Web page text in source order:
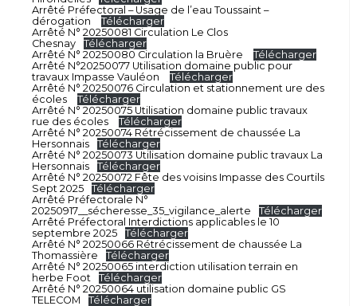
Arrêté Préfectoral – Usage de l’eau Toussaint –
dérogation
Télécharger
Arrêté N° 20250081 Circulation Le Clos
Chesnay
Télécharger
Arrêté N° 20250080 Circulation la Bruère
Télécharger
Arrêté N°20250077 Utilisation domaine public pour
travaux Impasse Vauléon
Télécharger
Arrêté N° 20250076 Circulation et stationnement ure des
écoles
Télécharger
Arrêté N° 20250075 Utilisation domaine public travaux
rue des écoles
Télécharger
Arrêté N° 20250074 Rétrécissement de chaussée La
Hersonnais
Télécharger
Arrêté N° 20250073 Utilisation domaine public travaux La
Hersonnais
Télécharger
Arrêté N° 20250072 Fête des voisins Impasse des Courtils
Sept 2025
Télécharger
Arrêté Préfectorale N°
20250917__sécheresse_35_vigilance_alerte
Télécharger
Arrêté Préfectoral Interdictions applicables le 10
septembre 2025
Télécharger
Arrêté N° 20250066 Rétrécissement de chaussée La
Thomassière
Télécharger
Arrêté N° 20250065 interdiction utilisation terrain en
herbe Foot
Télécharger
Arrêté N° 20250064 utilisation domaine public GS
TELECOM
Télécharger